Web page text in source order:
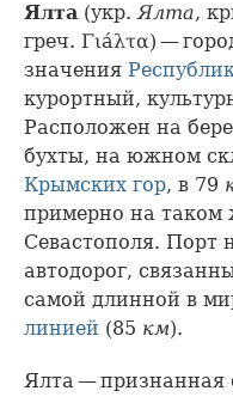
Ялта (укр.Ялта,
греч. Γιáλτα) —
значения
курортный,
Расположен на
бухты, на южном
Крымских гор, в 79
примерно на таком
Севастополя. Порт
автодорог,
самой длинной в
линией (85 км).
Ялта — признанная